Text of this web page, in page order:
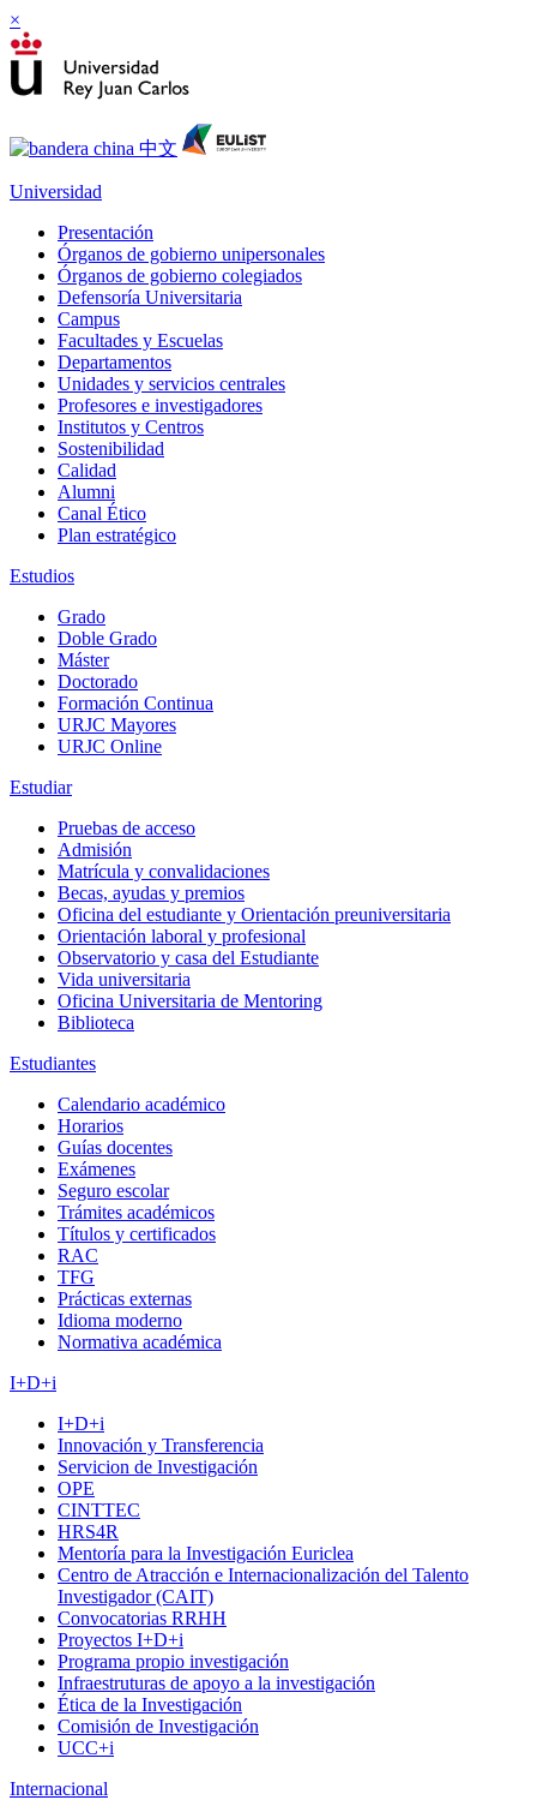
×
Universidad
Presentación
Órganos de gobierno unipersonales
Órganos de gobierno colegiados
Defensoría Universitaria
Campus
Facultades y Escuelas
Departamentos
Unidades y servicios centrales
Profesores e investigadores
Institutos y Centros
Sostenibilidad
Calidad
Alumni
Canal Ético
Plan estratégico
Estudios
Grado
Doble Grado
Máster
Doctorado
Formación Continua
URJC Mayores
URJC Online
Estudiar
Pruebas de acceso
Admisión
Matrícula y convalidaciones
Becas, ayudas y premios
Oficina del estudiante y Orientación preuniversitaria
Orientación laboral y profesional
Observatorio y casa del Estudiante
Vida universitaria
Oficina Universitaria de Mentoring
Biblioteca
Estudiantes
Calendario académico
Horarios
Guías docentes
Exámenes
Seguro escolar
Trámites académicos
Títulos y certificados
RAC
TFG
Prácticas externas
Idioma moderno
Normativa académica
I+D+i
I+D+i
Innovación y Transferencia
Servicion de Investigación
OPE
CINTTEC
HRS4R
Mentoría para la Investigación Euriclea
Centro de Atracción e Internacionalización del Talento
Investigador (CAIT)
Convocatorias RRHH
Proyectos I+D+i
Programa propio investigación
Infraestruturas de apoyo a la investigación
Ética de la Investigación
Comisión de Investigación
UCC+i
Internacional